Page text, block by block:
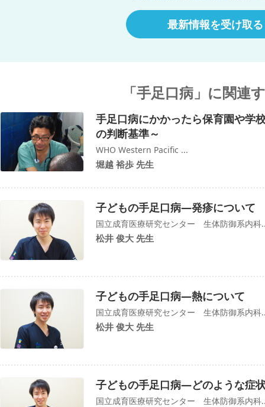
最新情報を受け取る
「手足口病」に関連
手足口病にかかったら保育園や学
の判断基準～
WHO Western Pacific ...
堀越 裕歩 先生
子どもの手足口病—発疹について
国立成育医療研究センター 生体防御系内科
松井 俊大 先生
子どもの手足口病—熱について
国立成育医療研究センター 生体防御系内科
松井 俊大 先生
子どもの手足口病―どのような症
国立成育医療研究センター 生体防御系内科